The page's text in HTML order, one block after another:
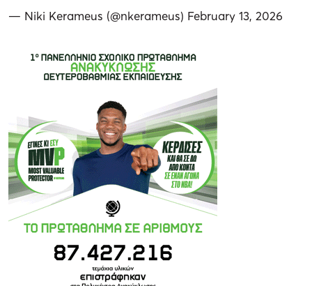
— Niki Kerameus (@nkerameus) February 13, 2026